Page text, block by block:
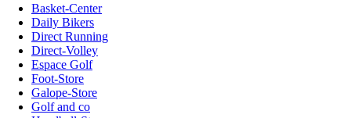
Basket-Center
Daily Bikers
Direct Running
Direct-Volley
Espace Golf
Foot-Store
Galope-Store
Golf and co